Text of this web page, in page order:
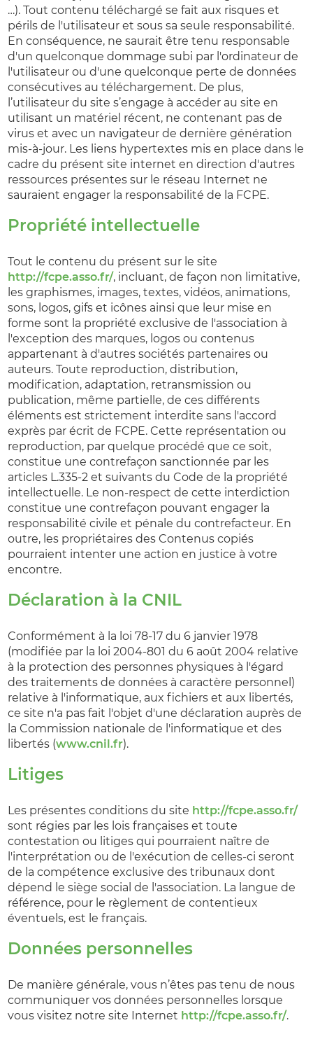
…). Tout contenu téléchargé se fait aux risques et
périls de l'utilisateur et sous sa seule responsabilité.
En conséquence, ne saurait être tenu responsable
d'un quelconque dommage subi par l'ordinateur de
l'utilisateur ou d'une quelconque perte de données
consécutives au téléchargement. De plus,
l’utilisateur du site s’engage à accéder au site en
utilisant un matériel récent, ne contenant pas de
virus et avec un navigateur de dernière génération
mis-à-jour. Les liens hypertextes mis en place dans le
cadre du présent site internet en direction d'autres
ressources présentes sur le réseau Internet ne
sauraient engager la responsabilité de la FCPE.
Propriété intellectuelle
Tout le contenu du présent sur le site
http://fcpe.asso.fr/, incluant, de façon non limitative,
les graphismes, images, textes, vidéos, animations,
sons, logos, gifs et icônes ainsi que leur mise en
forme sont la propriété exclusive de l'association à
l'exception des marques, logos ou contenus
appartenant à d'autres sociétés partenaires ou
auteurs. Toute reproduction, distribution,
modification, adaptation, retransmission ou
publication, même partielle, de ces différents
éléments est strictement interdite sans l'accord
exprès par écrit de FCPE. Cette représentation ou
reproduction, par quelque procédé que ce soit,
constitue une contrefaçon sanctionnée par les
articles L.335-2 et suivants du Code de la propriété
intellectuelle. Le non-respect de cette interdiction
constitue une contrefaçon pouvant engager la
responsabilité civile et pénale du contrefacteur. En
outre, les propriétaires des Contenus copiés
pourraient intenter une action en justice à votre
encontre.
Déclaration à la CNIL
Conformément à la loi 78-17 du 6 janvier 1978
(modifiée par la loi 2004-801 du 6 août 2004 relative
à la protection des personnes physiques à l'égard
des traitements de données à caractère personnel)
relative à l'informatique, aux fichiers et aux libertés,
ce site n'a pas fait l'objet d'une déclaration auprès de
la Commission nationale de l'informatique et des
libertés (www.cnil.fr).
Litiges
Les présentes conditions du site http://fcpe.asso.fr/
sont régies par les lois françaises et toute
contestation ou litiges qui pourraient naître de
l'interprétation ou de l'exécution de celles-ci seront
de la compétence exclusive des tribunaux dont
dépend le siège social de l'association. La langue de
référence, pour le règlement de contentieux
éventuels, est le français.
Données personnelles
De manière générale, vous n’êtes pas tenu de nous
communiquer vos données personnelles lorsque
vous visitez notre site Internet http://fcpe.asso.fr/.